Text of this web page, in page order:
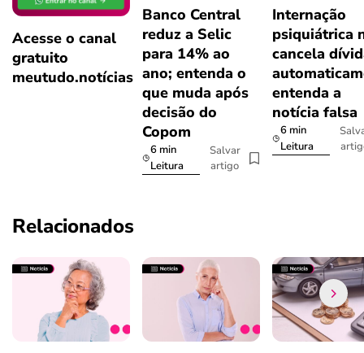
Acesse o canal
gratuito
meutudo.notícias
Banco Central
reduz a Selic
para 14% ao
ano; entenda o
que muda após
decisão do
Copom
6 min
Leitura
Salvar
artigo
Internação
psiquiátrica
cancela
entenda a
notícia falsa
6 min
Leitura
Relacionados